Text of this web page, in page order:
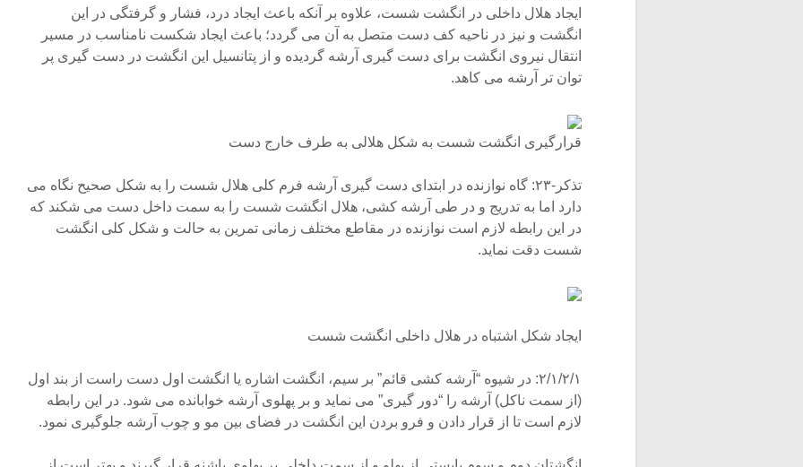
ایجاد هلال داخلی در انگشت شست، علاوه بر آنکه باعث ایجاد درد، فشار و گرفتگی در این
انگشت و نیز در ناحیه کف دست متصل به آن می گردد؛ باعث ایجاد شکست نامناسب در مسیر
انتقال نیروی انگشت برای دست گیری آرشه گردیده و از پتانسیل این انگشت در دست گیری پر
توان تر آرشه می کاهد.
قرارگیری انگشت شست به شکل هلالی به طرف خارج دست
تذکر-۲۳: گاه نوازنده در ابتدای دست گیری آرشه فرم کلی هلال شست را به شکل صحیح نگاه می
دارد اما به تدریج و در طی آرشه کشی، هلال انگشت شست را به سمت داخل دست می شکند که
در این رابطه لازم است نوازنده در مقاطع مختلف زمانی تمرین به حالت و شکل کلی انگشت
شست دقت نماید.
ایجاد شکل اشتباه در هلال داخلی انگشت شست
۲/۱/۲/۱: در شیوه “آرشه کشی قائم” بر سیم، انگشت اشاره یا انگشت اول دست راست از بند اول
(از سمت ناکل) آرشه را “دور گیری” می نماید و بر پهلوی آرشه خوابانده می شود. در این رابطه
لازم است تا از قرار دادن و فرو بردن این انگشت در فضای بین مو و چوب آرشه جلوگیری نمود.